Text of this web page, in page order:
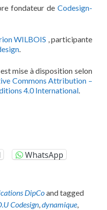
fondateur deCodesign-
WILBOIS , participante
.
est mise à disposition selon
Commons Attribution –
4.0 International.
WhatsApp
DipCoand tagged
Codesign,dynamique,